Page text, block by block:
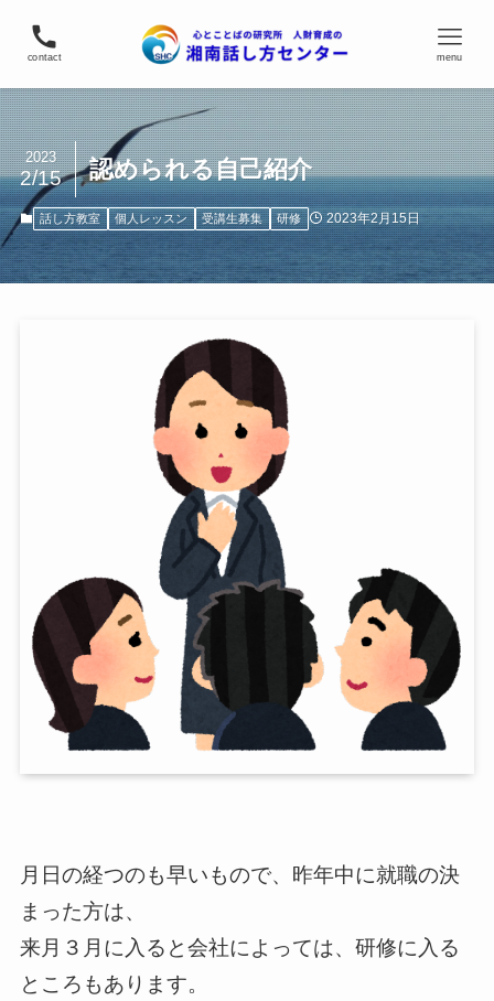
contact menu
認められる自己紹介
2023
2/15
話し方教室 個人レッスン 受講生募集 研修 2023年2月15日
月日の経つのも早いもので、昨年中に就職の決
まった方は、
来月３月に入ると会社によっては、研修に入る
ところもあります。